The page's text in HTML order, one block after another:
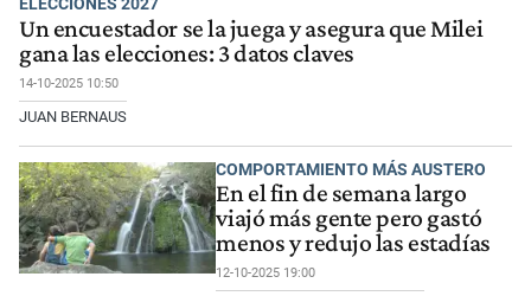
ELECCIONES 2027
Un encuestador se la juega y asegura que Milei
gana las elecciones: 3 datos claves
14-10-2025 10:50
JUAN BERNAUS
COMPORTAMIENTO MÁS AUSTERO
En el fin de semana largo
viajó más gente pero gastó
menos y redujo las estadías
12-10-2025 19:00